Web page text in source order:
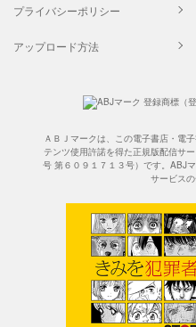
プライバシーポリシー
アップロード方法
ＡＢＪマークは、この電子書店・電
テンツ使用許諾を得た正規版配信サ
号 第６０９１７１３号）です。ABJ
サービス